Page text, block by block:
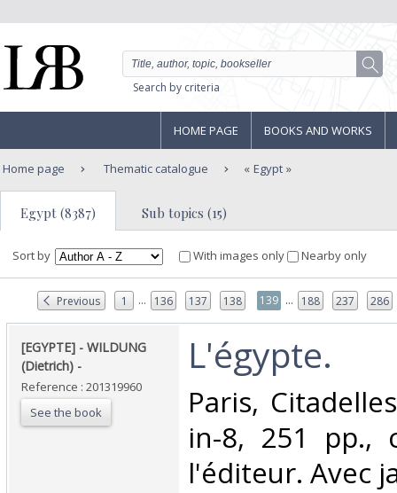
Search by criteria
HOME PAGE BOOKS AND WORKS
Home page Thematic catalogue Egypt
Egypt (8387) Sub topics (15)
Sort by With images only Nearby only
Previous 1 ... 136 137 138 139 ... 188 237 286
‎[EGYPTE] - WILDUNG
(Dietrich) - ‎
Reference : 201319960
See the book
‎L'égypte. ‎
‎Paris,
in-8, 251 pp.,
l'éditeur. Avec